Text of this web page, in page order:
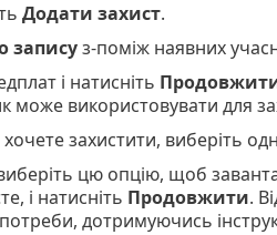
Додати захист.
записуз-поміж наявних
і натисніть
може використовувати для
захистити, виберіть
цю опцію, щоб
і натисніть Продовжити.
дотримуючись